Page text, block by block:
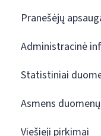
Pranešėjų
Administracinė
Statistiniai
Asmens
Viešieji pirkimai